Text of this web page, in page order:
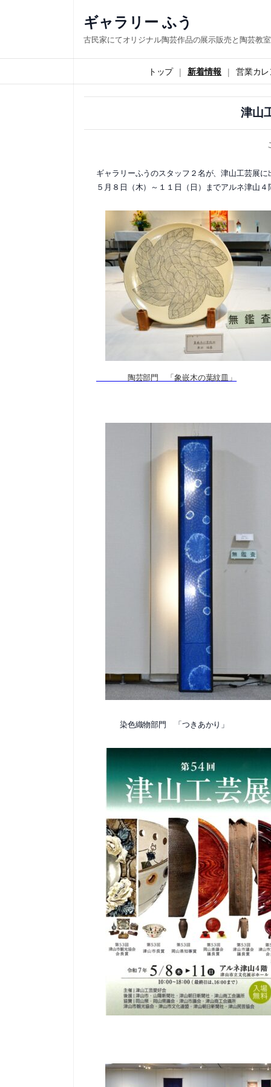
ス
キ
ギャラリー ふう
古民家にてオリジナル陶芸作品の展示販売と陶芸教
トップ 新着情報 営業カ
津山
ギャラリーふうのスタッフ２名が、津山工芸展
５月８日（木）～１１日（日）までアルネ津山
陶芸部門 「象嵌木の葉紋皿」
染色織物部門 「つきあかり」